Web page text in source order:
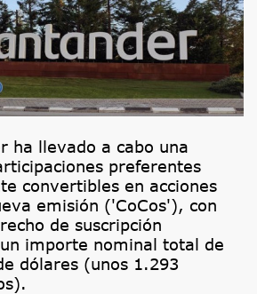
ha llevado a cabo una
preferentes
convertibles en acciones
emisión ('CoCos'), con
de suscripción
importe nominal total de
dólares (unos 1.293